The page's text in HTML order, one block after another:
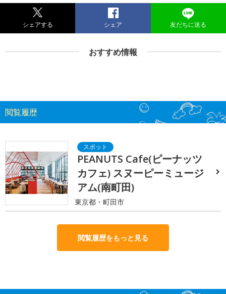
シェアする シェア 友だちに送る
おすすめ情報
閲覧履歴
PEANUTS Cafe(ピーナッツ
カフェ) スヌーピーミュージ
アム(南町田)
東京都・町田市
閲覧履歴をもっと見る